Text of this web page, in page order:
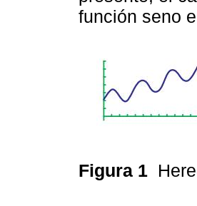
función seno
Figura 1